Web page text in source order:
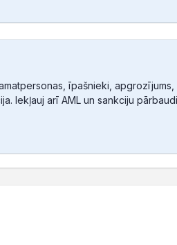
īpašnieki,
Iekļauj arī AML un sankciju